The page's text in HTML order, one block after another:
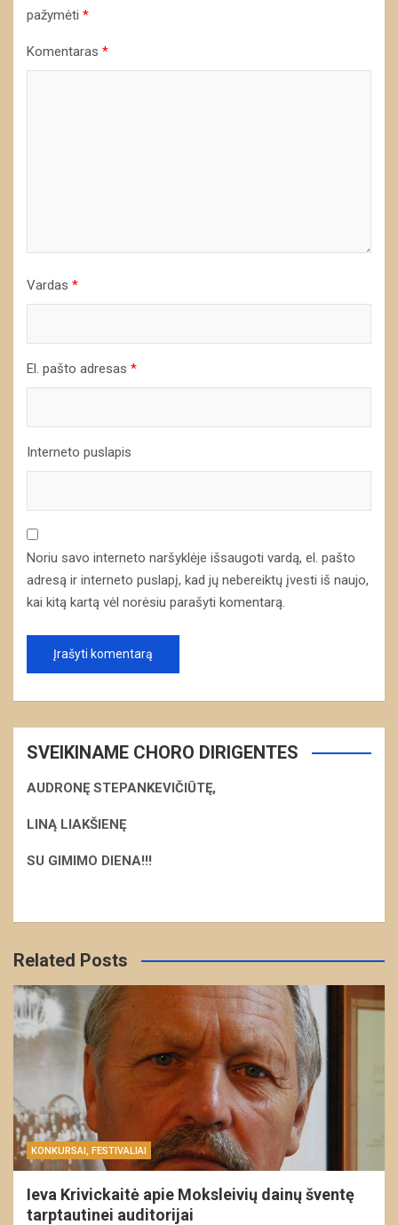
pažymėti *
Komentaras *
Vardas *
El. pašto adresas *
Interneto puslapis
Noriu savo interneto naršyklėje išsaugoti vardą, el. pašto
adresą ir interneto puslapį, kad jų nebereiktų įvesti iš naujo,
kai kitą kartą vėl norėsiu parašyti komentarą.
SVEIKINAME CHORO DIRIGENTES
AUDRONĘ STEPANKEVIČIŪTĘ,
LINĄ LIAKŠIENĘ
SU GIMIMO DIENA!!!
Related Posts
KONKURSAI, FESTIVALIAI
Ieva Krivickaitė apie Moksleivių dainų šventę
tarptautinei auditorijai